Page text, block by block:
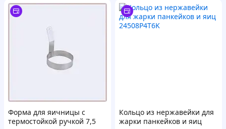
Форма для яичницы с
термостойкой ручкой 7,5
Кольцо из нержавейки для
жарки панкейков и яиц